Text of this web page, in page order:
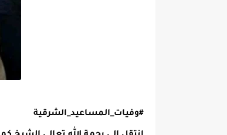
#وفيات_المساعيد_الشرقية